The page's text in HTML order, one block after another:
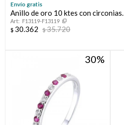
Envío gratis
Anillo de oro 10 ktes con circonias.
F13119-F13119
$ 30.362 $35.720
30